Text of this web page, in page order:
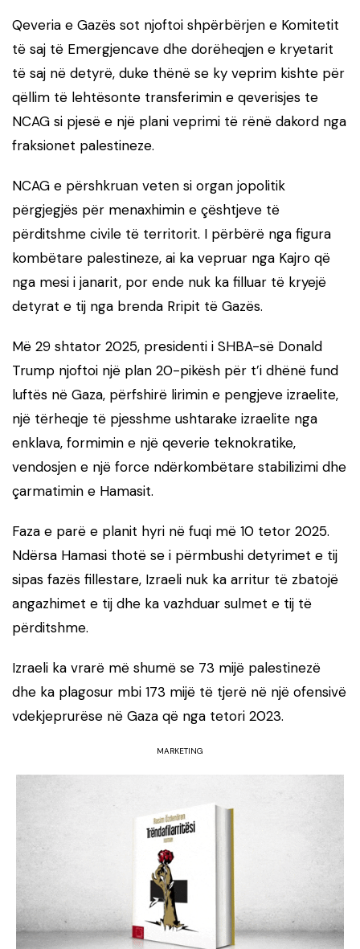
Qeveria e Gazës sot njoftoi shpërbërjen e Komitetit
të saj të Emergjencave dhe dorëheqjen e kryetarit
të saj në detyrë, duke thënë se ky veprim kishte për
qëllim të lehtësonte transferimin e qeverisjes te
NCAG si pjesë e një plani veprimi të rënë dakord nga
fraksionet palestineze.
NCAG e përshkruan veten si organ jopolitik
përgjegjës për menaxhimin e çështjeve të
përditshme civile të territorit. I përbërë nga figura
kombëtare palestineze, ai ka vepruar nga Kajro që
nga mesi i janarit, por ende nuk ka filluar të kryejë
detyrat e tij nga brenda Rripit të Gazës.
Më 29 shtator 2025, presidenti i SHBA-së Donald
Trump njoftoi një plan 20-pikësh për t’i dhënë fund
luftës në Gaza, përfshirë lirimin e pengjeve izraelite,
një tërheqje të pjesshme ushtarake izraelite nga
enklava, formimin e një qeverie teknokratike,
vendosjen e një force ndërkombëtare stabilizimi dhe
çarmatimin e Hamasit.
Faza e parë e planit hyri në fuqi më 10 tetor 2025.
Ndërsa Hamasi thotë se i përmbushi detyrimet e tij
sipas fazës fillestare, Izraeli nuk ka arritur të zbatojë
angazhimet e tij dhe ka vazhduar sulmet e tij të
përditshme.
Izraeli ka vrarë më shumë se 73 mijë palestinezë
dhe ka plagosur mbi 173 mijë të tjerë në një ofensivë
vdekjeprurëse në Gaza që nga tetori 2023.
MARKETING